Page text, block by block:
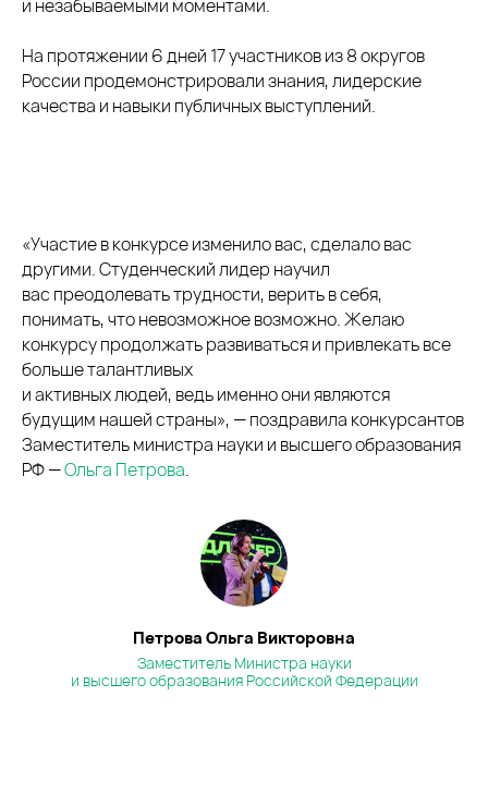
и незабываемыми моментами.
На протяжении 6 дней 17 участников из 8 округов
России продемонстрировали знания, лидерские
качества и навыки публичных выступлений.
«Участие в конкурсе изменило вас, сделало вас
другими. Студенческий лидер научил
вас преодолевать трудности, верить в себя,
понимать, что невозможное возможно. Желаю
конкурсу продолжать развиваться и привлекать все
больше талантливых
и активных людей, ведь именно они являются
будущим нашей страны», — поздравила конкурсантов
Заместитель министра науки и высшего образования
РФ —Ольга Петрова.
Петрова Ольга Викторовна
Заместитель Министра науки
и высшего образования Российской Федерации